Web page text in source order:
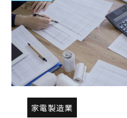
家電製造業